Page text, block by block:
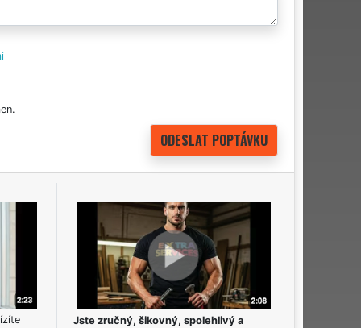
Jste zručný, šikovný, spolehlivý a